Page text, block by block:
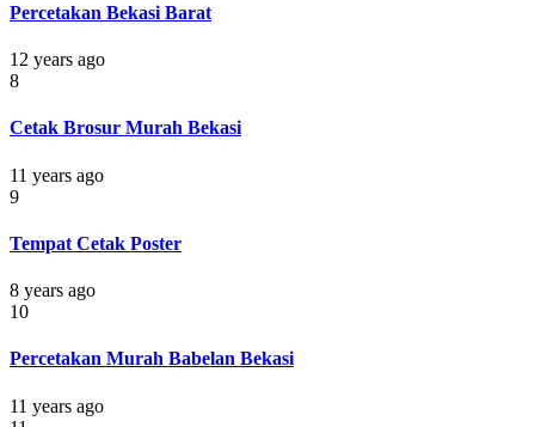
Percetakan Bekasi Barat
12 years ago
8
Cetak Brosur Murah Bekasi
11 years ago
9
Tempat Cetak Poster
8 years ago
10
Percetakan Murah Babelan Bekasi
11 years ago